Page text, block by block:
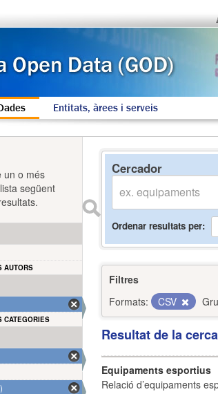
Entitats, àrees i serveis
Cercador
Ordenar resultats per
Filtres
Formats:
CSV
Resultat de la
Equipaments esportius
Relació d’equipaments
un o més
següent
AUTORS
CATEGORIES